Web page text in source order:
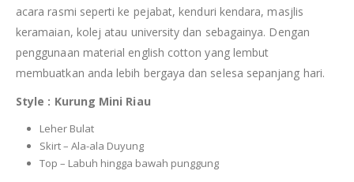
acara rasmi seperti ke pejabat, kenduri kendara, masjlis
keramaian, kolej atau university dan sebagainya. Dengan
penggunaan material english cotton yang lembut
membuatkan anda lebih bergaya dan selesa sepanjang hari.
Style : Kurung Mini Riau
Leher Bulat
Skirt – Ala-ala Duyung
Top – Labuh hingga bawah punggung